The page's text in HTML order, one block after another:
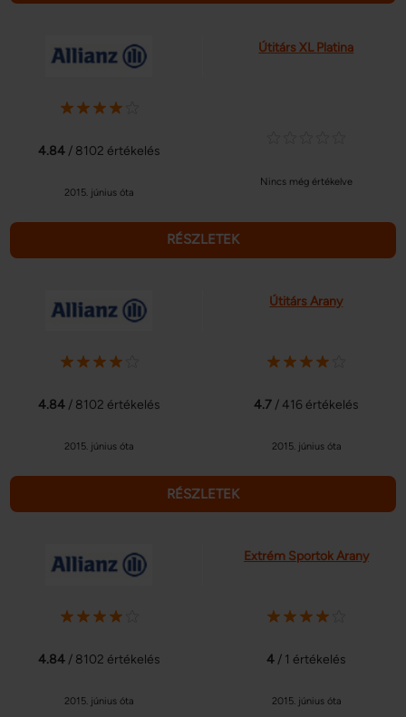
4.84 / 8102 értékelés
2015. június óta
Útitárs XL Platina
Nincs még értékelve
RÉSZLETEK
4.84/ 8102 értékelés
2015. június óta
Útitárs Arany
4.7/ 416 értékelés
2015. június óta
RÉSZLETEK
4.84 / 8102 értékelés
2015. június óta
Extrém Sportok Arany
4 / 1 értékelés
2015. június óta